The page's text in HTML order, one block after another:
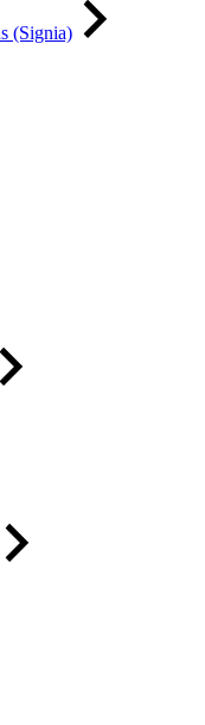
(Signia)